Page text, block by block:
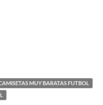
MUY BARATAS FUTBOL